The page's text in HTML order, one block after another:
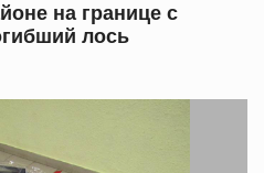
на границе с
лось